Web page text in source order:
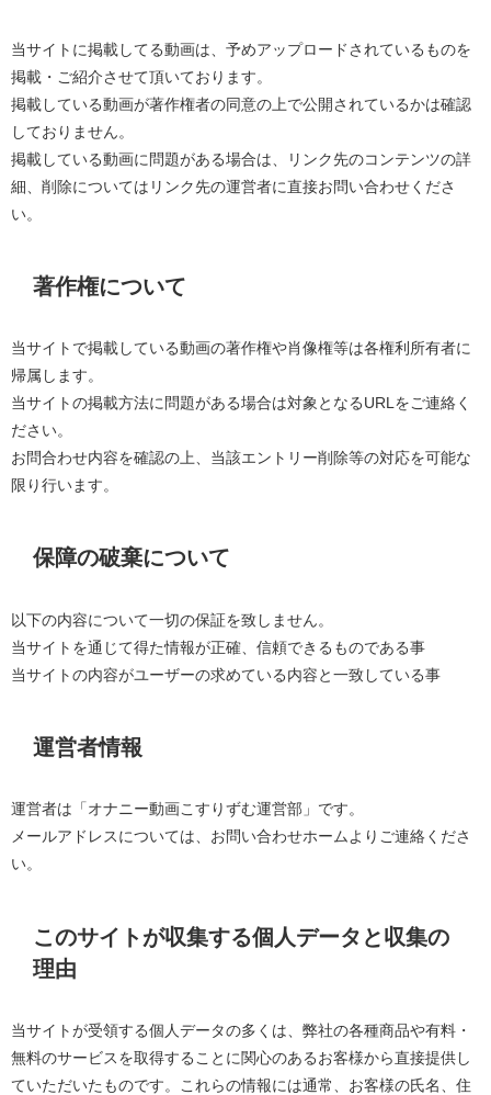
当サイトに掲載してる動画は、予めアップロードされているものを
掲載・ご紹介させて頂いております。
掲載している動画が著作権者の同意の上で公開されているかは確認
しておりません。
掲載している動画に問題がある場合は、リンク先のコンテンツの詳
細、削除についてはリンク先の運営者に直接お問い合わせくださ
い。
著作権について
当サイトで掲載している動画の著作権や肖像権等は各権利所有者に
帰属します。
当サイトの掲載方法に問題がある場合は対象となるURLをご連絡く
ださい。
お問合わせ内容を確認の上、当該エントリー削除等の対応を可能な
限り行います。
保障の破棄について
以下の内容について一切の保証を致しません。
当サイトを通じて得た情報が正確、信頼できるものである事
当サイトの内容がユーザーの求めている内容と一致している事
運営者情報
運営者は「オナニー動画こすりずむ運営部」です。
メールアドレスについては、お問い合わせホームよりご連絡くださ
い。
このサイトが収集する個人データと収集の
理由
当サイトが受領する個人データの多くは、弊社の各種商品や有料・
無料のサービスを取得することに関心のあるお客様から直接提供し
ていただいたものです。これらの情報には通常、お客様の氏名、住